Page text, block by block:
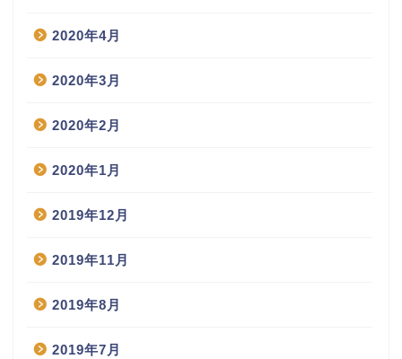
2020年4月
2020年3月
2020年2月
2020年1月
2019年12月
2019年11月
2019年8月
2019年7月